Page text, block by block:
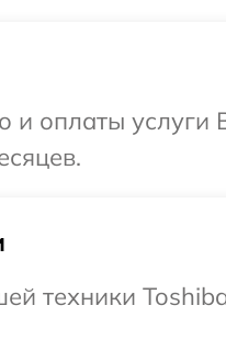
и оплаты
техники